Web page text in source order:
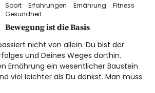
Sport Erfahrungen Ernährung
Fitness
Gesundheit
Bewegung ist die Basis
nicht von allein. Du bist der
und Deines Weges dorthin.
Ernährung ein wesentlicher Baustein
viel leichter als Du denkst. Man muss